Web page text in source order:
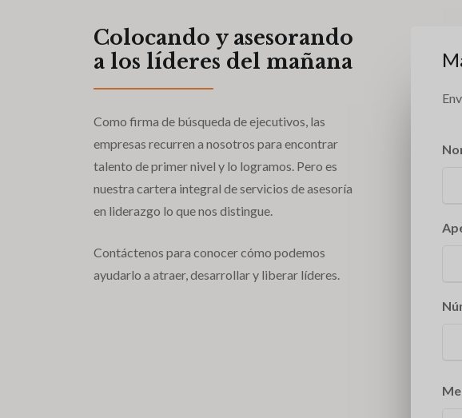
Colocando y asesorando
a los líderes del mañana
Como firma de búsqueda de ejecutivos, las
empresas recurren a nosotros para encontrar
talento de primer nivel y lo logramos. Pero es
nuestra cartera integral de servicios de asesoría
en liderazgo lo que nos distingue.
Contáctenos para conocer cómo podemos
ayudarlo a atraer, desarrollar y liberar líderes.